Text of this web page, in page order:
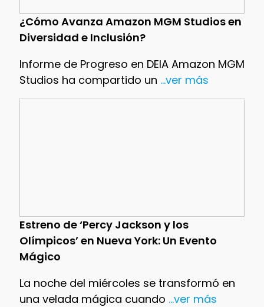
¿Cómo Avanza Amazon MGM Studios en
Diversidad e Inclusión?
Informe de Progreso en DEIA Amazon MGM
Studios ha compartido un ...ver más
Estreno de ‘Percy Jackson y los
Olímpicos’ en Nueva York: Un Evento
Mágico
La noche del miércoles se transformó en
una velada mágica cuando ...ver más